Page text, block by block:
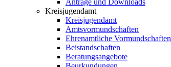
Kreisjugendamt
Kreisjugendamt
Amtsvormundschaften
Ehrenamtliche Vormundschaften
Beistandschaften
Beratungsangebote